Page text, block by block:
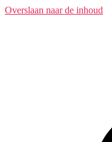
Overslaan naar de inhoud